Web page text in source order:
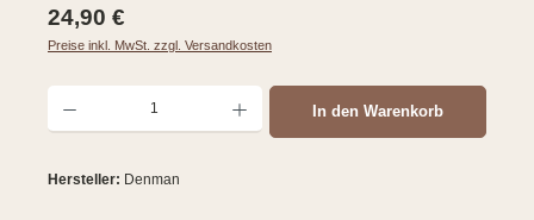
Regulärer Preis:
24,90 €
Preise inkl. MwSt. zzgl. Versandkosten
Produkt Anzahl: Gib den gewünschten Wert ein oder benutze die Schaltflächen um
In den Warenkorb
Hersteller: Denman